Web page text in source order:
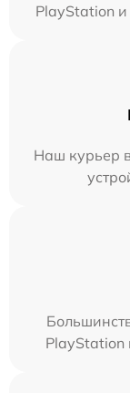
PlayStation и
Наш курьер
PlayStation